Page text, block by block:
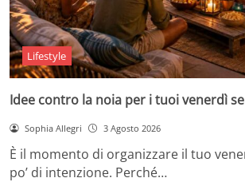
Lifestyle
Idee contro la noia per i tuoi venerdì
Sophia Allegri 3 Agosto 2026
È il momento di organizzare il tuo
po’ di intenzione. Perché…